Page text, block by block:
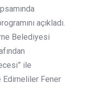
açıkladı.
Belediyesi
ile
Edirneliler Fener